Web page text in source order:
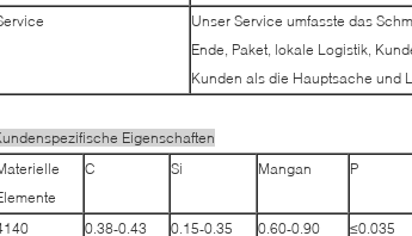
Unser Service umfasste das
Ende, Paket, lokale Logistik,
Kunden als die Hauptsache und
Eigenschaften
C Si Mangan P
0.38-0.43 0.15-0.35 0.60-0.90 ≤0.035